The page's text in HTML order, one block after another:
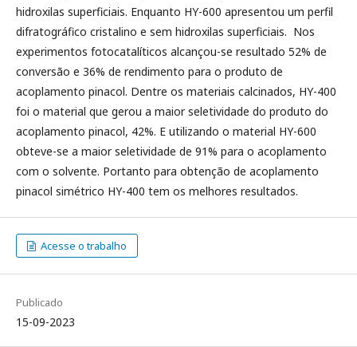
hidroxilas superficiais. Enquanto HY-600 apresentou um perfil
difratográfico cristalino e sem hidroxilas superficiais. Nos
experimentos fotocatalíticos alcançou-se resultado 52% de
conversão e 36% de rendimento para o produto de
acoplamento pinacol. Dentre os materiais calcinados, HY-400
foi o material que gerou a maior seletividade do produto do
acoplamento pinacol, 42%. E utilizando o material HY-600
obteve-se a maior seletividade de 91% para o acoplamento
com o solvente. Portanto para obtenção de acoplamento
pinacol simétrico HY-400 tem os melhores resultados.
Acesse o trabalho
Publicado
15-09-2023